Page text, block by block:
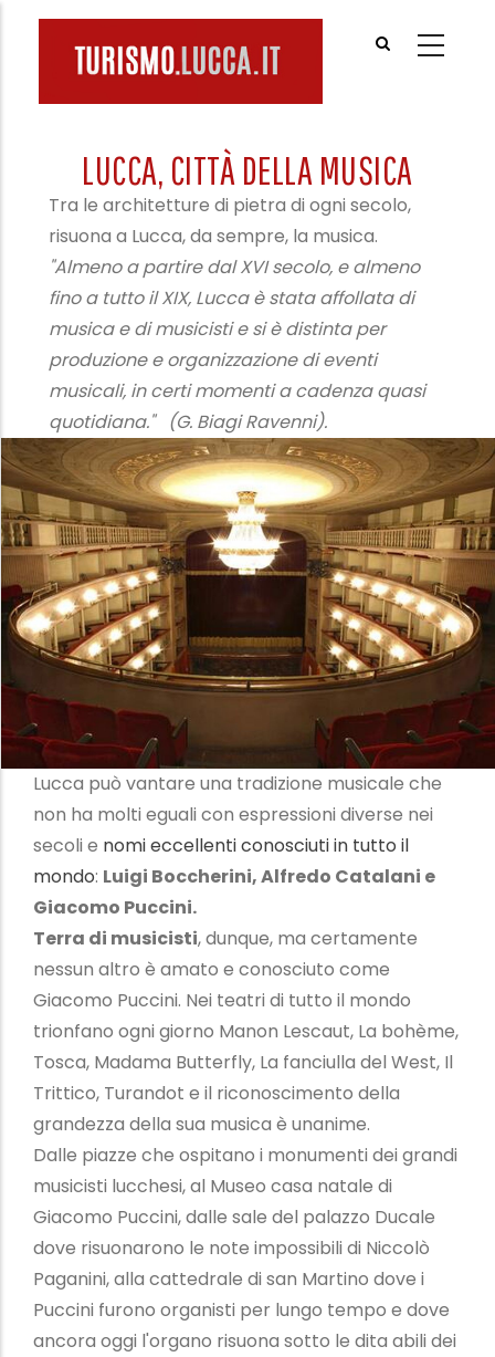
contenuto
LUCCA, CITTÀ DELLA MUSICA
Tra le architetture di pietra di ogni secolo,
risuona a Lucca, da sempre, la musica.
"Almeno a partire dal XVI secolo, e almeno
fino a tutto il XIX, Lucca è stata affollata di
musica e di musicisti e si è distinta per
produzione e organizzazione di eventi
musicali, in certi momenti a cadenza quasi
quotidiana." (G. Biagi Ravenni).
Lucca può vantare una tradizione musicale che
non ha molti eguali con espressioni diverse nei
secoli e nomi eccellenti conosciuti in tutto il
mondo: Luigi Boccherini, Alfredo Catalani e
Giacomo Puccini.
Terra di musicisti, dunque, ma certamente
nessun altro è amato e conosciuto come
Giacomo Puccini. Nei teatri di tutto il mondo
trionfano ogni giorno Manon Lescaut, La bohème,
Tosca, Madama Butterfly, La fanciulla del West, Il
Trittico, Turandot e il riconoscimento della
grandezza della sua musica è unanime.
Dalle piazze che ospitano i monumenti dei grandi
musicisti lucchesi, al Museo casa natale di
Giacomo Puccini, dalle sale del palazzo Ducale
dove risuonarono le note impossibili di Niccolò
Paganini, alla cattedrale di san Martino dove i
Puccini furono organisti per lungo tempo e dove
ancora oggi l'organo risuona sotto le dita abili dei